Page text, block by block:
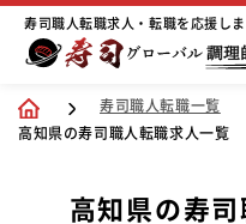
寿司職人転職求人・転職を応援しま
寿司職人転職一覧
高知県の寿司職人転職求人一覧
高知県の寿